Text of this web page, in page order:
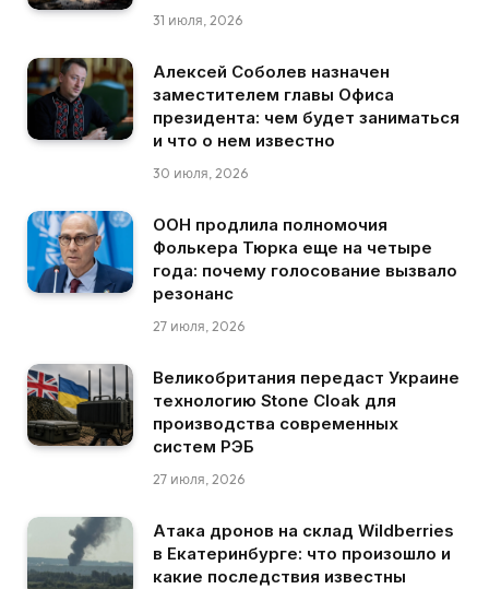
31 июля, 2026
Алексей Соболев назначен
заместителем главы Офиса
президента: чем будет заниматься
и что о нем известно
30 июля, 2026
ООН продлила полномочия
Фолькера Тюрка еще на четыре
года: почему голосование вызвало
резонанс
27 июля, 2026
Великобритания передаст Украине
технологию Stone Cloak для
производства современных
систем РЭБ
27 июля, 2026
Атака дронов на склад Wildberries
в Екатеринбурге: что произошло и
какие последствия известны